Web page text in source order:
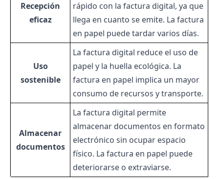
Recepción
eficaz
rápido con la factura digital, ya que
llega en cuanto se emite. La factura
en papel puede tardar varios días.
Uso
sostenible
La factura digital reduce el uso de
papel y la huella ecológica. La
factura en papel implica un mayor
consumo de recursos y transporte.
Almacenar
documentos
La factura digital permite
almacenar documentos en formato
electrónico sin ocupar espacio
físico. La factura en papel puede
deteriorarse o extraviarse.